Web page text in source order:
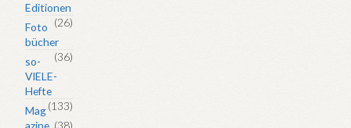
Editionen
(26)
Foto
bücher
(36)
so-
VIELE-
Hefte
(133)
Mag